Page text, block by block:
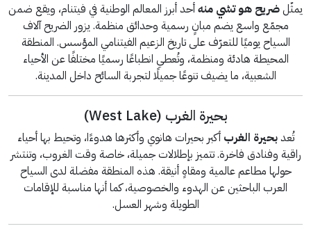
يمثّلضريح هو تشي منهأحد أبرز المعالم الوطنية في فيتنام، ويقع ضمن
مجمّع واسع يضم مبانٍ رسمية وحدائق منظمة. يزور الضريح آلاف
السياح يوميًا للتعرّف على تاريخ الزعيم الفيتنامي المؤسس. المنطقة
المحيطة هادئة ومنظمة، وتُعطي انطباعًا رسميًا مختلفًا عن الأحياء
الشعبية، ما يضيف تنوعًا جميلًا لتجربة السائح داخل المدينة.
بحيرة الغرب (West Lake)
تُعدبحيرة الغرب أكبر بحيرات هانوي وأكثرها هدوءًا، وتحيط بها أحياء
راقية وفنادق فاخرة. تتميز بإطلالات جميلة، خاصة وقت الغروب، وتنتشر
حولها مطاعم عالمية ومقاهٍ أنيقة. هذه المنطقة مفضلة لدى السياح
العرب الباحثين عن الهدوء والخصوصية، كما أنها مناسبة للإقامات
الطويلة وشهر العسل.